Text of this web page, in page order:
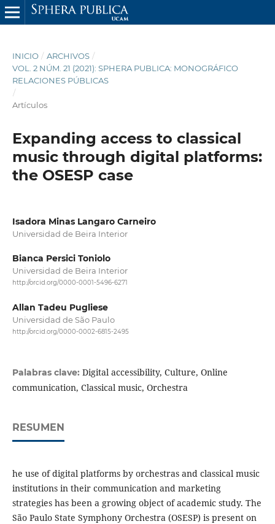
INICIO / ARCHIVOS /
VOL. 2 NÚM. 21 (2021): SPHERA PUBLICA: MONOGRÁFICO
RELACIONES PÚBLICAS
/
Artículos
Expanding access to classical
music through digital platforms:
the OSESP case
Isadora Minas Langaro Carneiro
Universidad de Beira Interior
Bianca Persici Toniolo
Universidad de Beira Interior
http://orcid.org/0000-0001-5496-6271
Allan Tadeu Pugliese
Universidad de São Paulo
http://orcid.org/0000-0002-6815-2495
Palabras clave: Digital accessibility, Culture, Online
communication, Classical music, Orchestra
RESUMEN
he use of digital platforms by orchestras and classical music
institutions in their communication and marketing
strategies has been a growing object of academic study. The
São Paulo State Symphony Orchestra (OSESP) is present on